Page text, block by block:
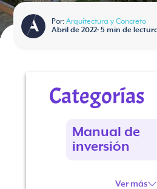
Por: Arquitectura y Concreto
Abril de 2022• 5min de
Categorías
Manual de
inversión
Ver más